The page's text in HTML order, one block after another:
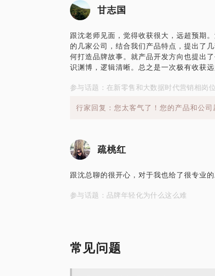
甘志国
跟沈老师见面，觉得收获很大，远超预期
的几家公司，结合我们产品特点，提出了
何打造品牌故事。就产品开发方向也提出
识渊博，逻辑清晰。总之是一次极有收获
参与话题：在新零售和大数据时代营销相岗
行家回复：您太客气了！您的产品和公
疏桃红
跟沈总聊的很开心，对于我也给了很专业
参与话题：品牌年轻化为什么这么难
常见问题